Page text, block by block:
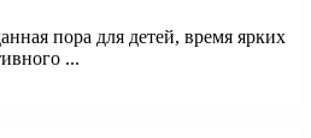
пора для детей, время ярких
...